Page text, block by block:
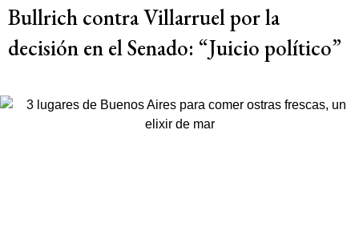
Bullrich contra Villarruel por la
decisión en el Senado: “Juicio político”